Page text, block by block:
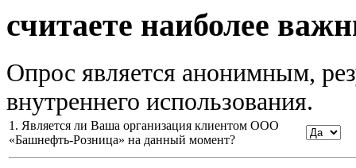
считаете наиболее
Опрос является анонимным,
внутреннего использования.
1. Является ли Ваша организация клиентом ООО
«Башнефть-Розница» на данный момент?